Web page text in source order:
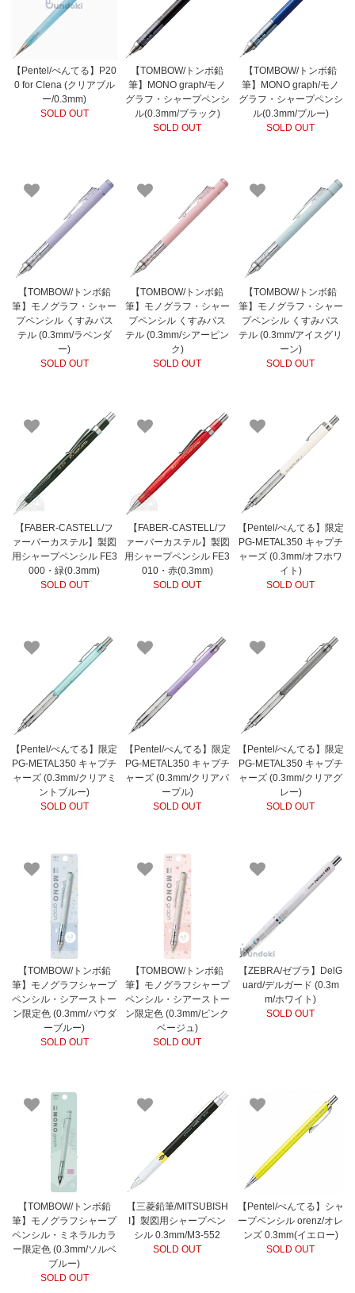
【Pentel/ぺんてる】P20
0 for Clena (クリアブル
ー/0.3mm)
SOLD OUT
【TOMBOW/トンボ鉛
筆】MONO graph/モノ
グラフ・シャープペンシ
ル(0.3mm/ブラック)
SOLD OUT
【TOMBOW/トンボ鉛
筆】MONO graph/モノ
グラフ・シャープペンシ
ル(0.3mm/ブルー)
SOLD OUT
【TOMBOW/トンボ鉛
筆】モノグラフ・シャー
プペンシル くすみパス
テル (0.3mm/ラベンダ
ー)
SOLD OUT
【TOMBOW/トンボ鉛
筆】モノグラフ・シャー
プペンシル くすみパス
テル (0.3mm/シアーピン
ク)
SOLD OUT
【TOMBOW/トンボ鉛
筆】モノグラフ・シャー
プペンシル くすみパス
テル (0.3mm/アイスグリ
ーン)
SOLD OUT
【FABER-CASTELL/フ
ァーバーカステル】製図
用シャープペンシル FE3
000・緑(0.3mm)
SOLD OUT
【FABER-CASTELL/フ
ァーバーカステル】製図
用シャープペンシル FE3
010・赤(0.3mm)
SOLD OUT
【Pentel/ぺんてる】限定
PG-METAL350 キャプチ
ャーズ (0.3mm/オフホワ
イト)
SOLD OUT
【Pentel/ぺんてる】限定
PG-METAL350 キャプチ
ャーズ (0.3mm/クリアミ
ントブルー)
SOLD OUT
【Pentel/ぺんてる】限定
PG-METAL350 キャプチ
ャーズ (0.3mm/クリアパ
ープル)
SOLD OUT
【Pentel/ぺんてる】限定
PG-METAL350 キャプチ
ャーズ (0.3mm/クリアグ
レー)
SOLD OUT
【TOMBOW/トンボ鉛
筆】モノグラフシャープ
ペンシル・シアーストー
ン限定色 (0.3mm/パウダ
ーブルー)
SOLD OUT
【TOMBOW/トンボ鉛
筆】モノグラフシャープ
ペンシル・シアーストー
ン限定色 (0.3mm/ピンク
ベージュ)
SOLD OUT
【ZEBRA/ゼブラ】DelG
uard/デルガード (0.3m
m/ホワイト)
SOLD OUT
【TOMBOW/トンボ鉛
筆】モノグラフシャープ
ペンシル・ミネラルカラ
ー限定色 (0.3mm/ソルベ
ブルー)
SOLD OUT
【三菱鉛筆/MITSUBISH
I】製図用シャープペン
シル 0.3mm/M3-552
SOLD OUT
【Pentel/ぺんてる】シャ
ープペンシル orenz/オレ
ンズ 0.3mm(イエロー)
SOLD OUT